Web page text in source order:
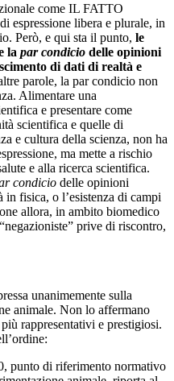
come IL FATTO
espressione libera e plurale, in
Però, e qui sta il punto, le
la par condicio delle opinioni
di dati di realtà e
parole, la par condicio non
Alimentare una
e presentare come
scientifica e quelle di
e cultura della scienza, non ha
ma mette a rischio
e alla ricerca scientifica.
condicio delle opinioni
fisica, o l’esistenza di campi
allora, in ambito biomedico
prive di riscontro,
unanimemente sulla
animale. Non lo affermano
rappresentativi e prestigiosi.
punto di riferimento normativo